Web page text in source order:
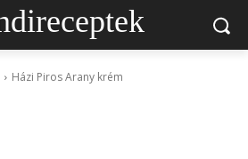
Házi Piros Arany krém